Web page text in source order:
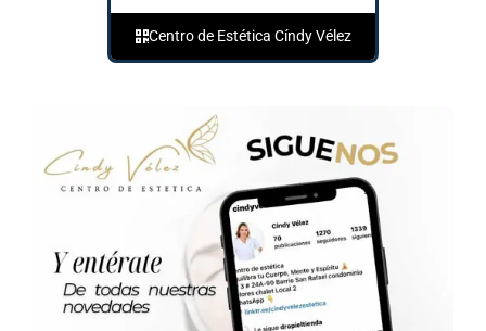
Centro de Estética Cíndy Vélez